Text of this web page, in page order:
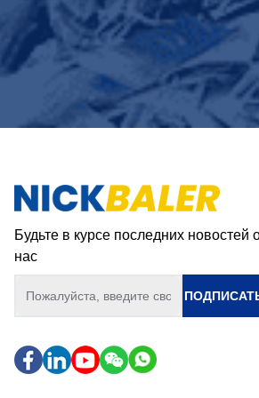
Будьте в курсе последних новостей
нас